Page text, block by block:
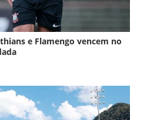
e Flamengo vencem no